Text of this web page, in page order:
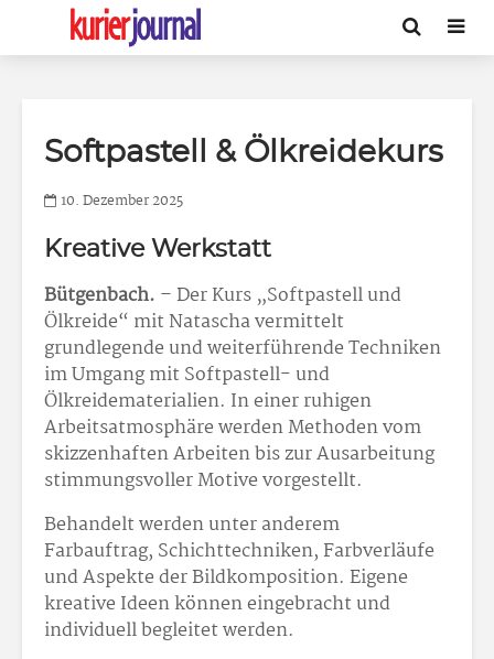
Softpastell & Ölkreidekurs
10. Dezember 2025
Kreative Werkstatt
Bütgenbach. – Der Kurs „Softpastell und
Ölkreide“ mit Natascha vermittelt
grundlegende und weiterführende Techniken
im Umgang mit Softpastell- und
Ölkreidematerialien. In einer ruhigen
Arbeitsatmosphäre werden Methoden vom
skizzenhaften Arbeiten bis zur Ausarbeitung
stimmungsvoller Motive vorgestellt.
Behandelt werden unter anderem
Farbauftrag, Schichttechniken, Farbverläufe
und Aspekte der Bildkomposition. Eigene
kreative Ideen können eingebracht und
individuell begleitet werden.